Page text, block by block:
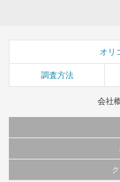
オリ
調査方法
会社
当サイトで公開されている情報
これらの情報を権利者の許可な
当サイトに掲載している内容は